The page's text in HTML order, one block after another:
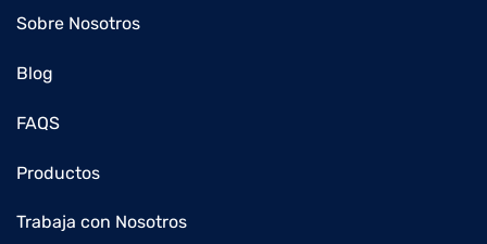
Sobre Nosotros
Blog
FAQS
Productos
Trabaja con Nosotros